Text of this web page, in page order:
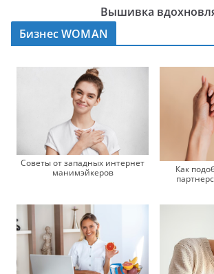
Вышивка
Бизнес WOMAN
Советы от западных интернет
манимэйкеров
Как